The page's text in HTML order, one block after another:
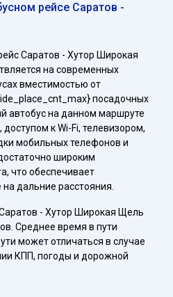
рейсе Саратов -
Саратов - Хутор Широкая
на современных
вместимостью от
посадочных
автобус на данном маршруте
к Wi-Fi, телевизором,
мобильных телефонов и
широким
что обеспечивает
дальние расстояния.
- Хутор Широкая Щель
Среднее время в пути
может отличаться в случае
КПП, погоды и дорожной